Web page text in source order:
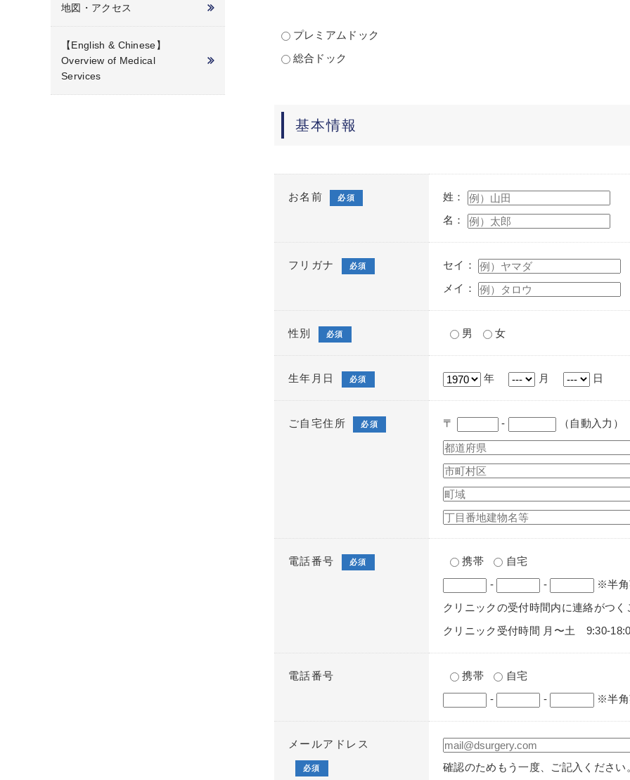
プレミアムドック
総合ドック
基本情報
お名前 必須
姓：
名：
フリガナ 必須
セイ：
メイ：
性別 必須 男 女
生年月日 必須 年 月 日
ご自宅住所 必須 〒 - （自動入力）
電話番号 必須 携帯
自宅
-
-
※半角
クリニックの受付時間内に連絡がつ
クリニック受付時間 月〜土 9:30-
電話番号 携帯
自宅
-
- ※半角
メールアドレス
必須 確認のためもう一度、ご記入ください
地図・アクセス
【English & Chinese】
Overview of Medical
Services